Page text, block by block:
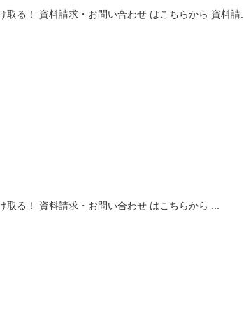
る！ 資料請求・お問い合わせ はこちらから 資料請...
る！ 資料請求・お問い合わせ はこちらから ...